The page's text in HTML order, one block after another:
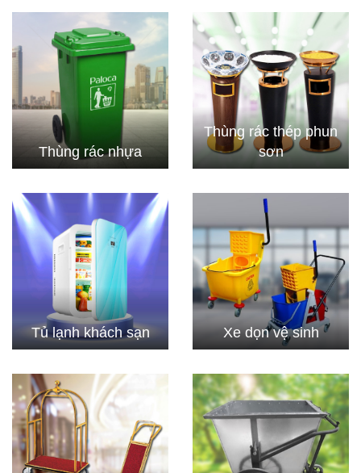
Thùng rác nhựa
Thùng rác thép phun
sơn
Tủ lạnh khách sạn Xe dọn vệ sinh